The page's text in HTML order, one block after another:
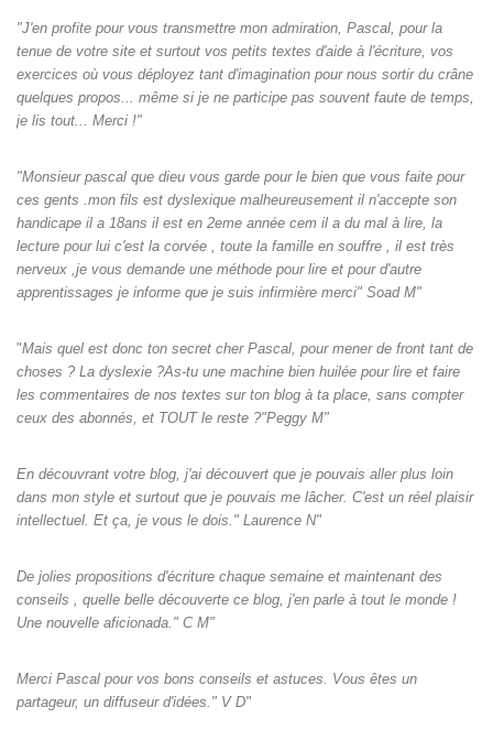
"J'en profite pour vous transmettre mon admiration, Pascal, pour la
tenue de votre site et surtout vos petits textes d'aide à l'écriture, vos
exercices où vous déployez tant d'imagination pour nous sortir du crâne
quelques propos... même si je ne participe pas souvent faute de temps,
je lis tout... Merci !"
"Monsieur pascal que dieu vous garde pour le bien que vous faite pour
ces gents .mon fils est dyslexique malheureusement il n'accepte son
handicape il a 18ans il est en 2eme année cem il a du mal à lire, la
lecture pour lui c'est la corvée , toute la famille en souffre , il est très
nerveux ,je vous demande une méthode pour lire et pour d'autre
apprentissages je informe que je suis infirmière merci" Soad M"
"Mais quel est donc ton secret cher Pascal, pour mener de front tant de
choses ? La dyslexie ?As-tu une machine bien huilée pour lire et faire
les commentaires de nos textes sur ton blog à ta place, sans compter
ceux des abonnés, et TOUT le reste ?"Peggy M"
En découvrant votre blog, j'ai découvert que je pouvais aller plus loin
dans mon style et surtout que je pouvais me lâcher. C'est un réel plaisir
intellectuel. Et ça, je vous le dois." Laurence N"
De jolies propositions d'écriture chaque semaine et maintenant des
conseils , quelle belle découverte ce blog, j'en parle à tout le monde !
Une nouvelle aficionada." C M"
Merci Pascal pour vos bons conseils et astuces. Vous êtes un
partageur, un diffuseur d'idées." V D"